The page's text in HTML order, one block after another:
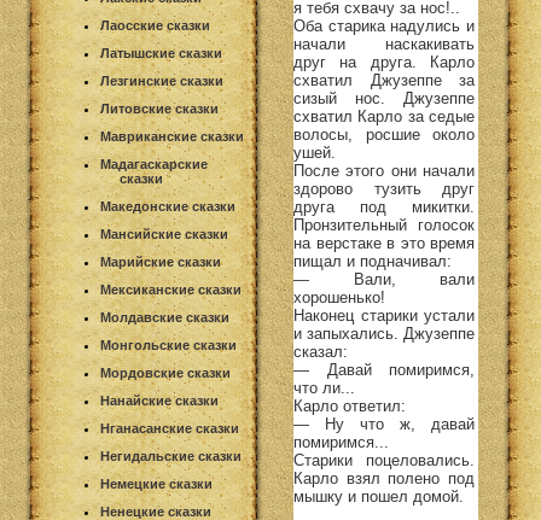
Лаосские сказки
Латышские сказки
Лезгинские сказки
Литовские сказки
Мавриканские сказки
Мадагаскарские
сказки
Македонские сказки
Мансийские сказки
Марийские сказки
Мексиканские сказки
Молдавские сказки
Монгольские сказки
Мордовские сказки
Нанайские сказки
Нганасанские сказки
Негидальские сказки
Немецкие сказки
Ненецкие сказки
я тебя схвачу за нос!..
Оба старика надулись и
начали наскакивать
друг на друга. Карло
схватил Джузеппе за
сизый нос. Джузеппе
схватил Карло за седые
волосы, росшие около
ушей.
После этого они начали
здорово тузить друг
друга под микитки.
Пронзительный голосок
на верстаке в это время
пищал и подначивал:
— Вали, вали
хорошенько!
Наконец старики устали
и запыхались. Джузеппе
сказал:
— Давай помиримся,
что ли...
Карло ответил:
— Ну что ж, давай
помиримся...
Старики поцеловались.
Карло взял полено под
мышку и пошел домой.